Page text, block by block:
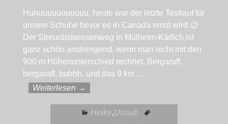
Huhuuuuuuuuuuu, heute war der letzte Testlauf für
unsere Schuhe bevor es in Canada ernst wird 😉
Der Streuobstwiesenweg in Mülheim-Kärlich ist
ganz schön anstrengend, wenn man nicht mit den
900 m Höhenunterschied rechnet. Bergaruff,
bergaraff, buhhh, und das 9 km …
Weiterlesen →
Heike,Urlaub